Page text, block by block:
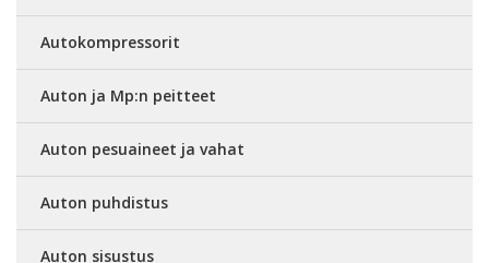
Autokompressorit
Auton ja Mp:n peitteet
Auton pesuaineet ja vahat
Auton puhdistus
Auton sisustus